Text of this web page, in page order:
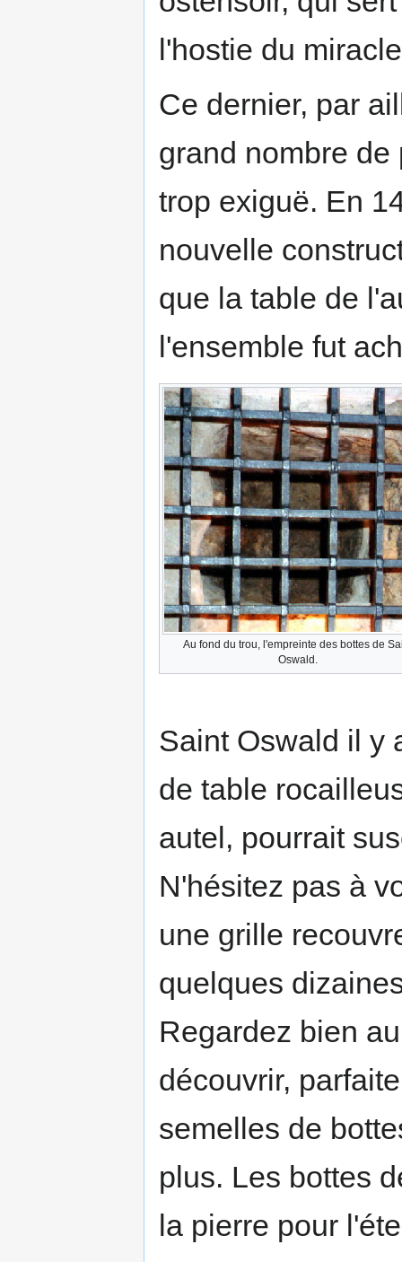
l'hostie du
Ce dernier, par
grand nombre
trop exiguë. En
nouvelle
que la table de
l'ensemble fut
Au fond du trou, l'empreinte des bottes de
Oswald.
Saint Oswald il y
de table
autel, pourrait
N'hésitez pas à
une grille
quelques
Regardez bien
découvrir,
semelles de
plus. Les bottes
la pierre pour